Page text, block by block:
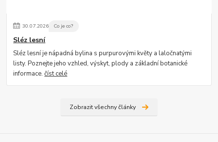
30.07.2026 Co je co?
Sléz lesní
Sléz lesní je nápadná bylina s purpurovými květy a laločnatými
listy. Poznejte jeho vzhled, výskyt, plody a základní botanické
informace.číst celé
Zobrazit všechny články